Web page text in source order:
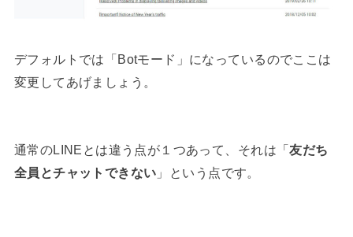
デフォルトでは「Botモード」になっているのでここは
変更してあげましょう。
通常のLINEとは違う点が１つあって、それは「友だち
全員とチャットできない 」という点です。